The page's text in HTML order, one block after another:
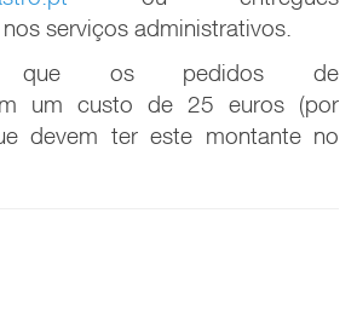
serviços administrativos.
que os pedidos de
um custo de 25 euros (por
devem ter este montante no